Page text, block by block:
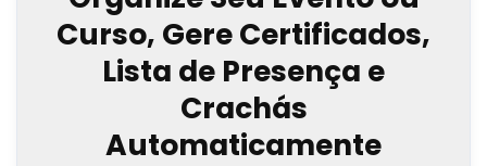
Curso, Gere Certificados,
Lista de Presença e
Crachás
Automaticamente